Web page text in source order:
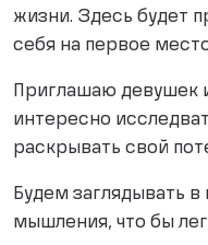
жизни. Здесь будет
себя на первое
Приглашаю
интересно
раскрывать свой
Будем заглядывать
мышления, что бы